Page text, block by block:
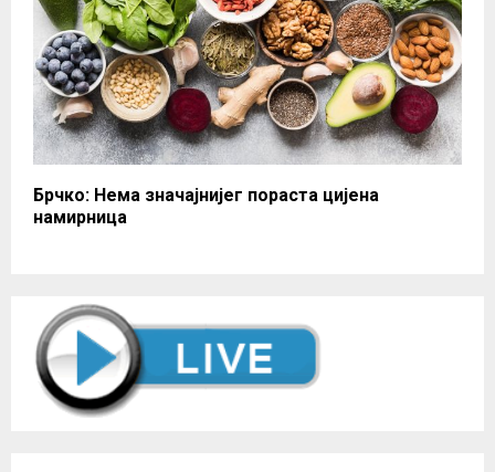
Брчко: Нема значајнијег пораста цијена
намирница